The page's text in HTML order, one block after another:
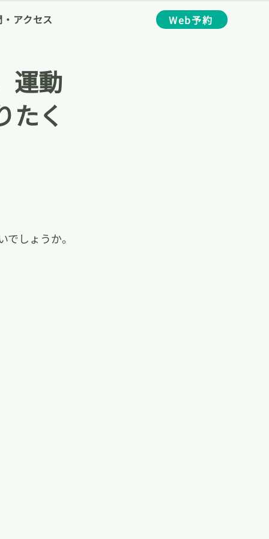
アクセス Web予約
運動
たく
しょうか。